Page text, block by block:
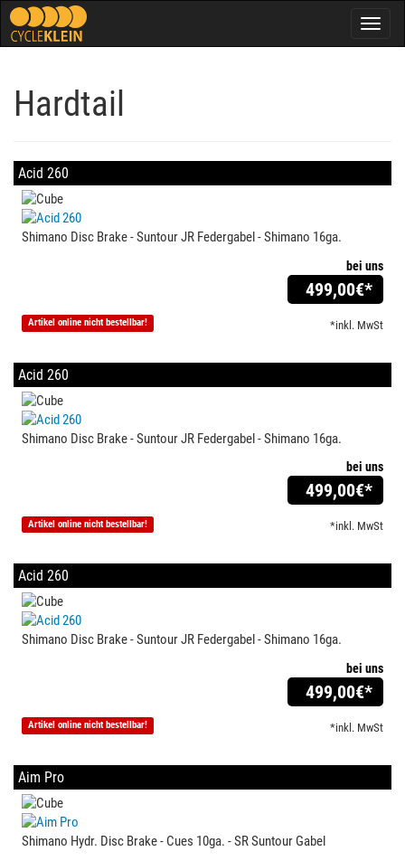
Hardtail
Acid 260
Shimano Disc Brake - Suntour JR Federgabel - Shimano 16ga.
bei uns
499,00€*
*inkl. MwSt
Artikel online nicht bestellbar!
Acid 260
Shimano Disc Brake - Suntour JR Federgabel - Shimano 16ga.
bei uns
499,00€*
*inkl. MwSt
Artikel online nicht bestellbar!
Acid 260
Shimano Disc Brake - Suntour JR Federgabel - Shimano 16ga.
bei uns
499,00€*
*inkl. MwSt
Artikel online nicht bestellbar!
Aim Pro
Shimano Hydr. Disc Brake - Cues 10ga. - SR Suntour Gabel